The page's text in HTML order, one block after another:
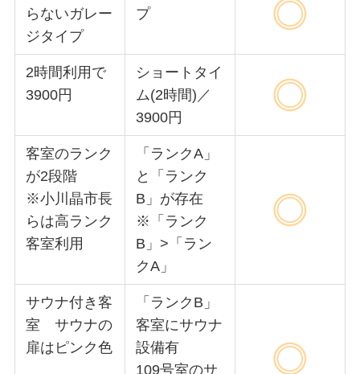
らないガレー
ジタイプ
プ
2時間利用で
3900円
ショートタイ
ム(2時間)／
3900円
客室のランク
が2段階
※小川晶市長
らは高ランク
客室利用
「ランクA」
と「ランク
B」が存在
※「ランク
B」>「ラン
クA」
サウナ付き客
室 サウナの
扉はピンク色
「ランクB」
客室にサウナ
設備有
109号室のサ